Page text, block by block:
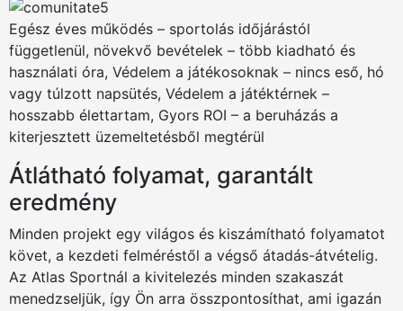
Egész éves működés – sportolás időjárástól
függetlenül, növekvő bevételek – több kiadható és
használati óra, Védelem a játékosoknak – nincs eső, hó
vagy túlzott napsütés, Védelem a játéktérnek –
hosszabb élettartam, Gyors ROI – a beruházás a
kiterjesztett üzemeltetésből megtérül
Átlátható folyamat, garantált
eredmény
Minden projekt egy világos és kiszámítható folyamatot
követ, a kezdeti felméréstől a végső átadás-átvételig.
Az Atlas Sportnál a kivitelezés minden szakaszát
menedzseljük, így Ön arra összpontosíthat, ami igazán